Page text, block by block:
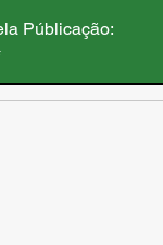
Públicação: